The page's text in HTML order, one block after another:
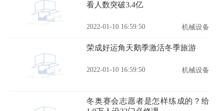
看人数突破3.4亿
2022-01-10 16:59:50 机械设备
荣成好运角天鹅季激活冬季旅游
2022-01-10 16:59:50 机械设备
冬奥赛会志愿者是怎样练成的？给